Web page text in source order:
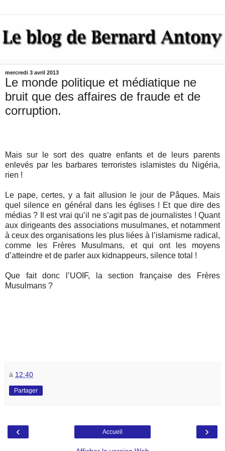
mercredi 3 avril 2013
Le monde politique et médiatique ne
bruit que des affaires de fraude et de
corruption.
Mais sur le sort des quatre enfants et de leurs parents
enlevés par les barbares terroristes islamistes du Nigéria,
rien !
Le pape, certes, y a fait allusion le jour de Pâques. Mais
quel silence en général dans les églises ! Et que dire des
médias ? Il est vrai qu’il ne s’agit pas de journalistes ! Quant
aux dirigeants des associations musulmanes, et notamment
à ceux des organisations les plus liées à l’islamisme radical,
comme les Frères Musulmans, et qui ont les moyens
d’atteindre et de parler aux kidnappeurs, silence total !
Que fait donc l’UOIF, la section française des Frères
Musulmans ?
à 12:40
Partager
‹ ›
Accueil